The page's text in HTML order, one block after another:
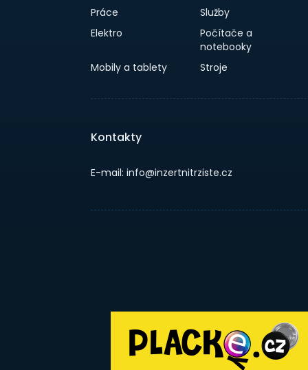
Práce
Služby
Elektro
Počítače a
notebooky
Mobily a tablety
Stroje
Kontakty
E-mail: info@inzertnitrziste.cz